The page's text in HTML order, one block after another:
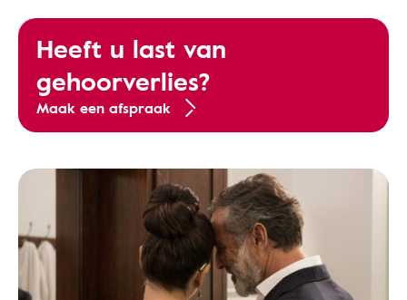
Heeft u last van
gehoorverlies?
Maak een afspraak